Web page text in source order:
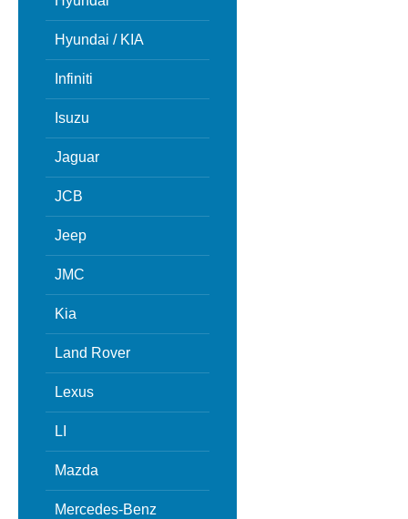
Hyundai / KIA
Infiniti
Isuzu
Jaguar
JCB
Jeep
JMC
Kia
Land Rover
Lexus
LI
Mazda
Mercedes-Benz